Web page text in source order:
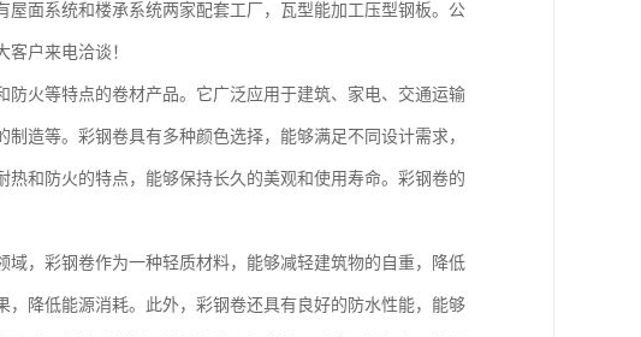
面系统和楼承系统两家配套工厂，瓦型能加工压型钢板。公
户来电洽谈！
火等特点的卷材产品。它广泛应用于建筑、家电、交通运输
造等。彩钢卷具有多种颜色选择，能够满足不同设计需求，
和防火的特点，能够保持长久的美观和使用寿命。彩钢卷的
，彩钢卷作为一种轻质材料，能够减轻建筑物的自重，降低
降低能源消耗。此外，彩钢卷还具有良好的防水性能，能够